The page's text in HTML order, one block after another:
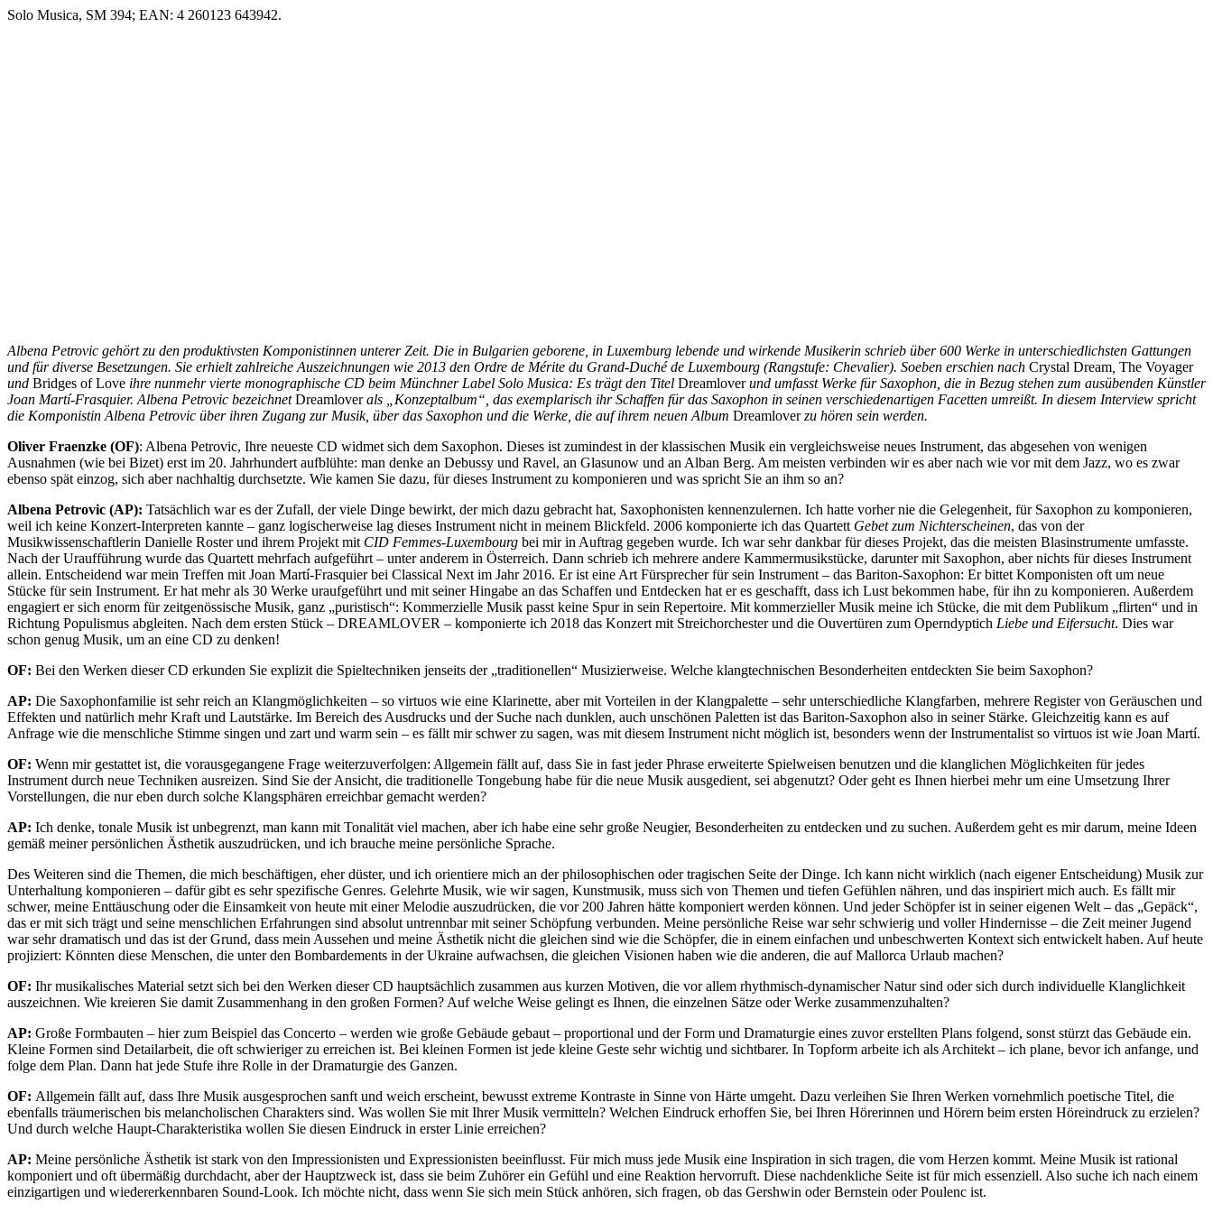
Solo Musica, SM 394; EAN: 4 260123 643942.
Albena Petrovic gehört zu den produktivsten Komponistinnen unterer Zeit. Die in Bulgarien geborene, in Luxemburg lebende und wirkende Musikerin schrieb über 600 Werke in unterschiedlichsten Gattungen
und für diverse Besetzungen. Sie erhielt zahlreiche Auszeichnungen wie 2013 den Ordre de Mérite du Grand-Duché de Luxembourg (Rangstufe: Chevalier). Soeben erschien nach Crystal Dream The Voyager
und Bridges of Love ihre nunmehr vierte monographische CD beim Münchner Label Solo Musica: Es trägt den Titel Dreamloverund umfasst Werke für Saxophon, die in Bezug stehen zum ausübenden Künstler
Joan Martí-Frasquier. Albena Petrovic bezeichnetDreamloverals „Konzeptalbum“, das exemplarisch ihr Schaffen für das Saxophon in seinen verschiedenartigen Facetten umreißt. In diesem Interview spricht
die Komponistin Albena Petrovic über ihren Zugang zur Musik, über das Saxophon und die Werke, die auf ihrem neuen Album Dreamloverzu hören sein werden.
Oliver Fraenzke (OF): Albena Petrovic, Ihre neueste CD widmet sich dem Saxophon. Dieses ist zumindest in der klassischen Musik ein vergleichsweise neues Instrument, das abgesehen von wenigen
Ausnahmen (wie bei Bizet) erst im 20. Jahrhundert aufblühte: man denke an Debussy und Ravel, an Glasunow und an Alban Berg. Am meisten verbinden wir es aber nach wie vor mit dem Jazz, wo es zwar
ebenso spät einzog, sich aber nachhaltig durchsetzte. Wie kamen Sie dazu, für dieses Instrument zu komponieren und was spricht Sie an ihm so an?
Albena Petrovic (AP): Tatsächlich war es der Zufall, der viele Dinge bewirkt, der mich dazu gebracht hat, Saxophonisten kennenzulernen. Ich hatte vorher nie die Gelegenheit, für Saxophon zu komponieren,
weil ich keine Konzert-Interpreten kannte – ganz logischerweise lag dieses Instrument nicht in meinem Blickfeld. 2006 komponierte ich das Quartett Gebet zum Nichterscheinen, das von der
Musikwissenschaftlerin Danielle Roster und ihrem Projekt mit CID Femmes-Luxembourg bei mir in Auftrag gegeben wurde. Ich war sehr dankbar für dieses Projekt, das die meisten Blasinstrumente umfasste.
Nach der Uraufführung wurde das Quartett mehrfach aufgeführt – unter anderem in Österreich. Dann schrieb ich mehrere andere Kammermusikstücke, darunter mit Saxophon, aber nichts für dieses Instrument
allein. Entscheidend war mein Treffen mit Joan Martí-Frasquier bei Classical Next im Jahr 2016. Er ist eine Art Fürsprecher für sein Instrument – das Bariton-Saxophon: Er bittet Komponisten oft um neue
Stücke für sein Instrument. Er hat mehr als 30 Werke uraufgeführt und mit seiner Hingabe an das Schaffen und Entdecken hat er es geschafft, dass ich Lust bekommen habe, für ihn zu komponieren. Außerdem
engagiert er sich enorm für zeitgenössische Musik, ganz „puristisch“: Kommerzielle Musik passt keine Spur in sein Repertoire. Mit kommerzieller Musik meine ich Stücke, die mit dem Publikum „flirten“ und in
Richtung Populismus abgleiten. Nach dem ersten Stück – DREAMLOVER – komponierte ich 2018 das Konzert mit Streichorchester und die Ouvertüren zum Operndyptich Liebe und Eifersucht. Dies war
schon genug Musik, um an eine CD zu denken!
OF: Bei den Werken dieser CD erkunden Sie explizit die Spieltechniken jenseits der „traditionellen“ Musizierweise. Welche klangtechnischen Besonderheiten entdeckten Sie beim Saxophon?
AP: Die Saxophonfamilie ist sehr reich an Klangmöglichkeiten – so virtuos wie eine Klarinette, aber mit Vorteilen in der Klangpalette – sehr unterschiedliche Klangfarben, mehrere Register von Geräuschen und
Effekten und natürlich mehr Kraft und Lautstärke. Im Bereich des Ausdrucks und der Suche nach dunklen, auch unschönen Paletten ist das Bariton-Saxophon also in seiner Stärke. Gleichzeitig kann es auf
Anfrage wie die menschliche Stimme singen und zart und warm sein – es fällt mir schwer zu sagen, was mit diesem Instrument nicht möglich ist, besonders wenn der Instrumentalist so virtuos ist wie Joan Martí.
OF: Wenn mir gestattet ist, die vorausgegangene Frage weiterzuverfolgen: Allgemein fällt auf, dass Sie in fast jeder Phrase erweiterte Spielweisen benutzen und die klanglichen Möglichkeiten für jedes
Instrument durch neue Techniken ausreizen. Sind Sie der Ansicht, die traditionelle Tongebung habe für die neue Musik ausgedient, sei abgenutzt? Oder geht es Ihnen hierbei mehr um eine Umsetzung Ihrer
Vorstellungen, die nur eben durch solche Klangsphären erreichbar gemacht werden?
AP: Ich denke, tonale Musik ist unbegrenzt, man kann mit Tonalität viel machen, aber ich habe eine sehr große Neugier, Besonderheiten zu entdecken und zu suchen. Außerdem geht es mir darum, meine Ideen
gemäß meiner persönlichen Ästhetik auszudrücken, und ich brauche meine persönliche Sprache.
Des Weiteren sind die Themen, die mich beschäftigen, eher düster, und ich orientiere mich an der philosophischen oder tragischen Seite der Dinge. Ich kann nicht wirklich (nach eigener Entscheidung) Musik zur
Unterhaltung komponieren – dafür gibt es sehr spezifische Genres. Gelehrte Musik, wie wir sagen, Kunstmusik, muss sich von Themen und tiefen Gefühlen nähren, und das inspiriert mich auch. Es fällt mir
schwer, meine Enttäuschung oder die Einsamkeit von heute mit einer Melodie auszudrücken, die vor 200 Jahren hätte komponiert werden können. Und jeder Schöpfer ist in seiner eigenen Welt – das „Gepäck“,
das er mit sich trägt und seine menschlichen Erfahrungen sind absolut untrennbar mit seiner Schöpfung verbunden. Meine persönliche Reise war sehr schwierig und voller Hindernisse – die Zeit meiner Jugend
war sehr dramatisch und das ist der Grund, dass mein Aussehen und meine Ästhetik nicht die gleichen sind wie die Schöpfer, die in einem einfachen und unbeschwerten Kontext sich entwickelt haben. Auf heute
projiziert: Könnten diese Menschen, die unter den Bombardements in der Ukraine aufwachsen, die gleichen Visionen haben wie die anderen, die auf Mallorca Urlaub machen?
OF: Ihr musikalisches Material setzt sich bei den Werken dieser CD hauptsächlich zusammen aus kurzen Motiven, die vor allem rhythmisch-dynamischer Natur sind oder sich durch individuelle Klanglichkeit
auszeichnen. Wie kreieren Sie damit Zusammenhang in den großen Formen? Auf welche Weise gelingt es Ihnen, die einzelnen Sätze oder Werke zusammenzuhalten?
AP: Große Formbauten – hier zum Beispiel das Concerto – werden wie große Gebäude gebaut – proportional und der Form und Dramaturgie eines zuvor erstellten Plans folgend, sonst stürzt das Gebäude ein.
Kleine Formen sind Detailarbeit, die oft schwieriger zu erreichen ist. Bei kleinen Formen ist jede kleine Geste sehr wichtig und sichtbarer. In Topform arbeite ich als Architekt – ich plane, bevor ich anfange, und
folge dem Plan. Dann hat jede Stufe ihre Rolle in der Dramaturgie des Ganzen.
OF: Allgemein fällt auf, dass Ihre Musik ausgesprochen sanft und weich erscheint, bewusst extreme Kontraste in Sinne von Härte umgeht. Dazu verleihen Sie Ihren Werken vornehmlich poetische Titel, die
ebenfalls träumerischen bis melancholischen Charakters sind. Was wollen Sie mit Ihrer Musik vermitteln? Welchen Eindruck erhoffen Sie, bei Ihren Hörerinnen und Hörern beim ersten Höreindruck zu erzielen?
Und durch welche Haupt-Charakteristika wollen Sie diesen Eindruck in erster Linie erreichen?
AP: Meine persönliche Ästhetik ist stark von den Impressionisten und Expressionisten beeinflusst. Für mich muss jede Musik eine Inspiration in sich tragen, die vom Herzen kommt. Meine Musik ist rational
komponiert und oft übermäßig durchdacht, aber der Hauptzweck ist, dass sie beim Zuhörer ein Gefühl und eine Reaktion hervorruft. Diese nachdenkliche Seite ist für mich essenziell. Also suche ich nach einem
einzigartigen und wiedererkennbaren Sound-Look. Ich möchte nicht, dass wenn Sie sich mein Stück anhören, sich fragen, ob das Gershwin oder Bernstein oder Poulenc ist.